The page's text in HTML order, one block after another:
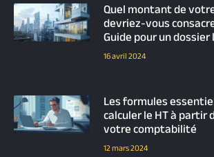
Quel montant de
devriez-vous
Guide pour un
16 avril 2024
Les formules
calculer le HT à partir
votre comptabilité
12 mars 2024